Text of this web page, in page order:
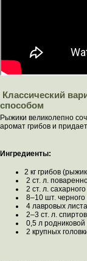
Классический
способом
Рыжики великолепно
аромат грибов и
Ингредиенты:
2 кг грибов
2 ст. л.
2 ст. л.
8–10 шт.
4 лавровых
2–3 ст. л.
0,5 л
2 крупных